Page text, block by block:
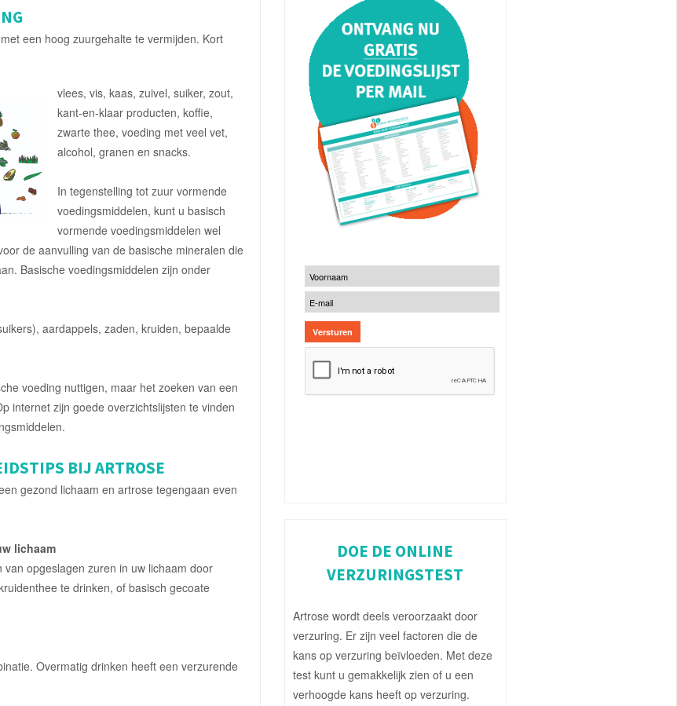
een hoog zuurgehalte te vermijden. Kort
vlees, vis, kaas, zuivel, suiker, zout,
kant-en-klaar producten, koffie,
zwarte thee, voeding met veel vet,
alcohol, granen en snacks.
In tegenstelling tot zuur vormende
voedingsmiddelen, kunt u basisch
vormende voedingsmiddelen wel
de aanvulling van de basische mineralen die
Basische voedingsmiddelen zijn onder
aardappels, zaden, kruiden, bepaalde
voeding nuttigen, maar het zoeken van een
internet zijn goede overzichtslijsten te vinden
BIJ ARTROSE
gezond lichaam en artrose tegengaan even
lichaam
opgeslagen zuren in uw lichaam door
te drinken, of basisch gecoate
Overmatig drinken heeft een verzurende
DOE DE ONLINE
VERZURINGSTEST
Artrose wordt deels veroorzaakt door
verzuring. Er zijn veel factoren die de
kans op verzuring beïvloeden. Met deze
test kunt u gemakkelijk zien of u een
verhoogde kans heeft op verzuring.